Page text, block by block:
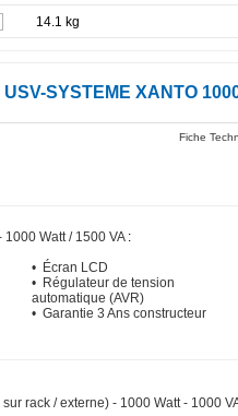
14.1 kg
SYSTEME XANTO
Fiche
1000 Watt / 1500 VA:
• Écran LCD
• Régulateur de tension
automatique (AVR)
• Garantie 3 Ans constructeur
rack / externe) - 1000 Watt - 1000